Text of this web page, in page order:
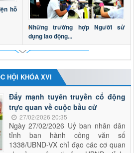
hỗ
Những trường hợp Người sử
dụng lao động...
HỘI KHÓA XVI
Đẩy mạnh tuyên truyền cổ động
trực quan về cuộc bầu cử
27/02/2026 20:35
Ngày 27/02/2026 Uỷ ban nhân dân
tỉnh ban hành công văn số
1338/UBND-VX chỉ đạo các cơ quan